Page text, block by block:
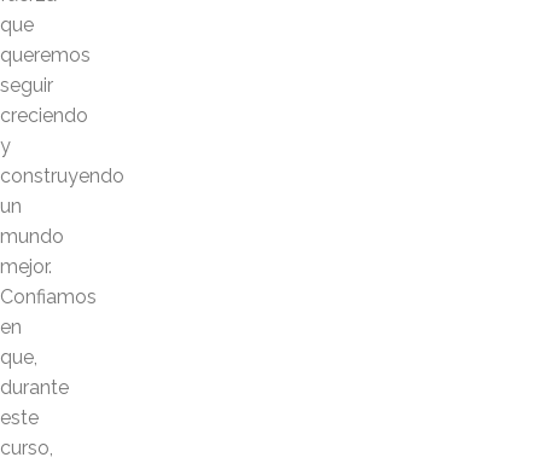
que
queremos
seguir
creciendo
y
construyendo
un
mundo
mejor.
Confiamos
en
que,
durante
este
curso,